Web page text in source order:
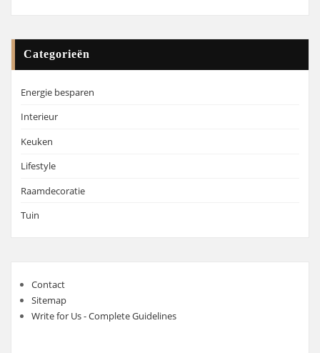
Categorieën
Energie besparen
Interieur
Keuken
Lifestyle
Raamdecoratie
Tuin
Contact
Sitemap
Write for Us - Complete Guidelines